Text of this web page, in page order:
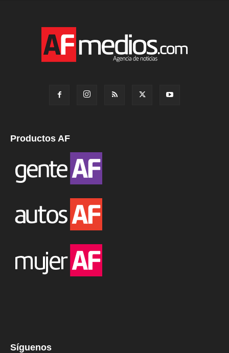
Productos AF
Síguenos